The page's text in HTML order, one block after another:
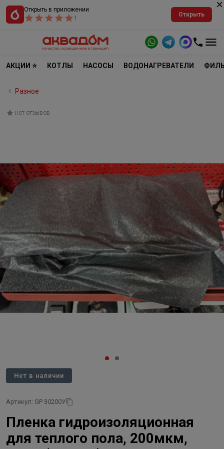
Открыть в приложении
1
Открыть
АКЦИИ ⭐ КОТЛЫ НАСОСЫ ВОДОНАГРЕВАТЕЛИ
Разное
нет отзывов
Нет в наличии
Артикул: GP 30200У
Пленка гидроизоляционная
для теплого пола, 200мкм,